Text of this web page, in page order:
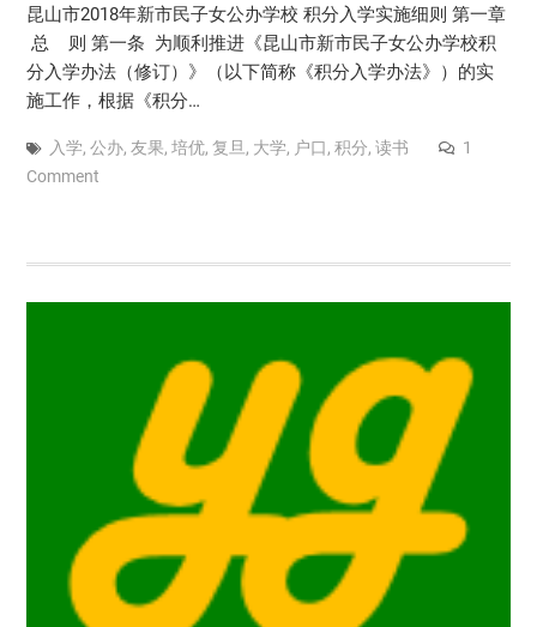
昆山市2018年新市民子女公办学校 积分入学实施细则 第一章
总 则 第一条 为顺利推进《昆山市新市民子女公办学校积
分入学办法（修订）》（以下简称《积分入学办法》）的实
施工作，根据《积分…
入学, 公办, 友果, 培优, 复旦 , 大学, 户口, 积分, 读书
1
Comment